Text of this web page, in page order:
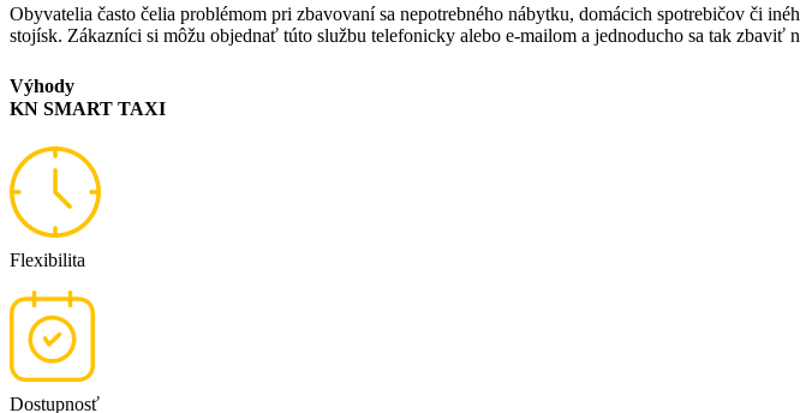
Obyvatelia často čelia problémom pri zbavovaní sa nepotrebného nábytku, domácich spotrebičov či
stojísk. Zákazníci si môžu objednať túto službu telefonicky alebo e-mailom a jednoducho sa tak zbaviť
Výhody
KN SMART TAXI
Flexibilita
Dostupnosť